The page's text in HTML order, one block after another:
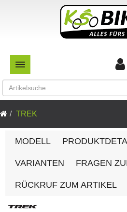
TOGGLE NAVIGATION
TREK
MODELL
VARIANTEN FRAGEN
RÜCKRUF ZUM ARTIKEL